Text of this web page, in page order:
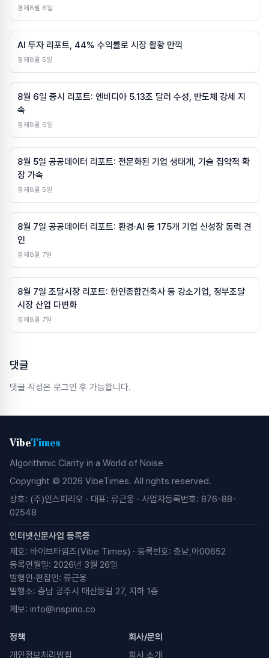
경제 8월 6일
AI 투자 리포트, 44% 수익률로 시장 활황 만끽
경제 8월 5일
8월 6일 증시 리포트: 엔비디아 5.13조 달러 수성, 반도체 강세 지
속
경제 8월 6일
8월 5일 공공데이터 리포트: 전문화된 기업 생태계, 기술 집약적 확
장 가속
경제 8월 5일
8월 7일 공공데이터 리포트: 환경·AI 등 175개 기업 신성장 동력 견
인
경제 8월 7일
8월 7일 조달시장 리포트: 한인종합건축사 등 강소기업, 정부조달
시장 산업 다변화
경제 8월 7일
댓글
댓글 작성은 로그인 후 가능합니다.
VibeTimes
Algorithmic Clarity in a World of Noise
Copyright © 2026 VibeTimes. All rights reserved.
상호: (주)인스피리오 · 대표: 류근웅 · 사업자등록번호: 876-88-
02548
인터넷신문사업 등록증
제호: 바이브타임즈(Vibe Times) · 등록번호: 충남,아00652
등록연월일: 2026년 3월 26일
발행인·편집인: 류근웅
발행소: 충남 공주시 매산동길 27, 지하 1층
제보: info@inspirio.co
정책
개인정보처리방침
회사/문의
회사 소개